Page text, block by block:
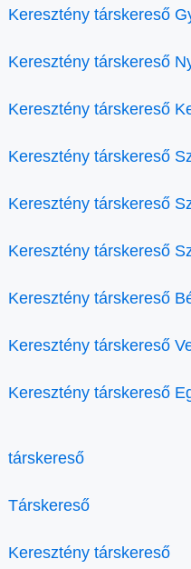
Keresztény társkereső
Keresztény társkereső
Keresztény társkereső
Keresztény társkereső
Keresztény társkereső
Keresztény társkereső
Keresztény társkereső
Keresztény társkereső
Keresztény társkereső
társkereső
Társkereső
Keresztény társkereső